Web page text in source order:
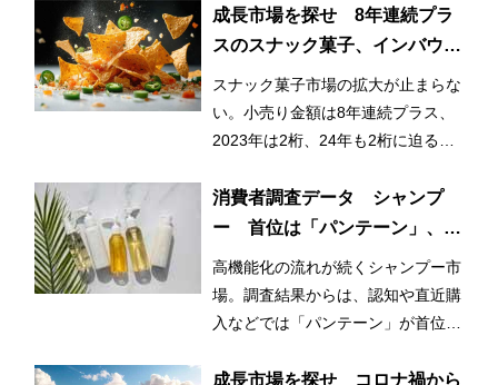
成長市場を探せ 8年連続プラ
スのスナック菓子、インバウン
ドも貢献
スナック菓子市場の拡大が止まらな
い。小売り金額は8年連続プラス、
2023年は2桁、24年も2桁に迫る成
消費者調査データ シャンプ
ー 首位は「パンテーン」、迫
る「ラックス」、再購入意向に
は高機能ブランド並ぶ
高機能化の流れが続くシャンプー市
場。調査結果からは、認知や直近購
入などでは「パンテーン」が首位を
なブランドが上位に並んだ。
成長市場を探せ コロナ禍から